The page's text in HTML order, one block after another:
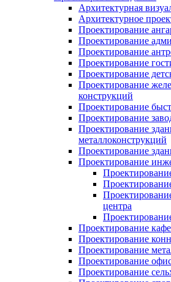
Архитектурная
Архитектурное
Проектирование
Проектирование
Проектирование
Проектирование
Проектирование
Проектирование
конструкций
Проектирование
Проектирование
Проектирование
металлоконструкций
Проектирование
Проектирование
центра
Проектирование
Проектирование
Проектирование
Проектирование
Проектирование